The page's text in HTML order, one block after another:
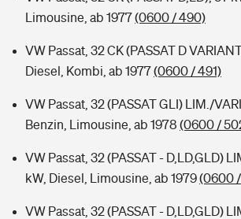
Limousine, ab 1977(0600 / 490)
VW Passat, 32 CK (PASSAT D
Diesel, Kombi, ab 1977(0600 / 491)
VW Passat, 32 (PASSAT GLI) LIM./
Benzin, Limousine, ab 1978 (0600 /
VW Passat, 32 (PASSAT - D,LD,GLD)
kW, Diesel, Limousine, ab 1979(0600
VW Passat, 32 (PASSAT - D,LD,GLD)